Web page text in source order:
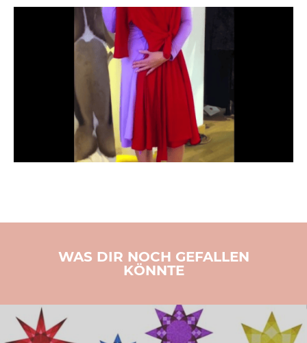
WAS DIR NOCH GEFALLEN
KÖNNTE